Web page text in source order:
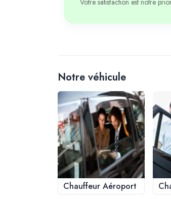
Votre satisfaction est notre
Notre véhicule
Chauffeur Aéroport